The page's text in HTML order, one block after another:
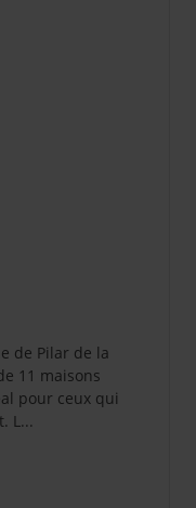
de Pilar de la
11 maisons
pour ceux qui
L...